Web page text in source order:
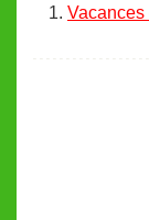
Vacances